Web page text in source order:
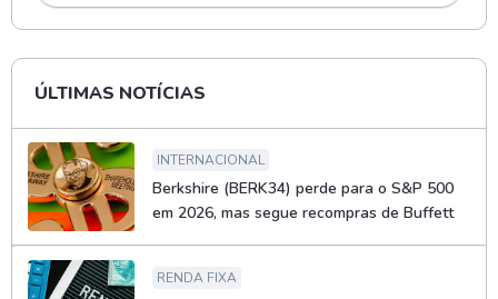
ÚLTIMAS NOTÍCIAS
INTERNACIONAL
Berkshire (BERK34) perde para o S&P 500
em 2026, mas segue recompras de Buffett
RENDA FIXA